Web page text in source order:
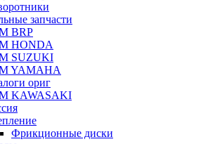
запчасти
BRP
HONDA
SUZUKI
YAMAHA
ориг
KAWASAKI
Фрикционные диски